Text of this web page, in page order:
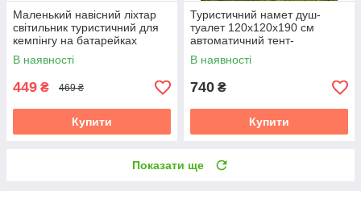
Маленький навісний ліхтар
світильник туристичний для
кемпінгу на батарейках
яскравий кормпактний YF-
5200
В наявності
449 ₴ 469 ₴
Купити
Туристичний намет душ-
туалет 120х120х190 см
автоматичний тент-
роздевалка для літнього
кемпінгу походу риболовлі
В наявності
740 ₴
Купити
Показати ще